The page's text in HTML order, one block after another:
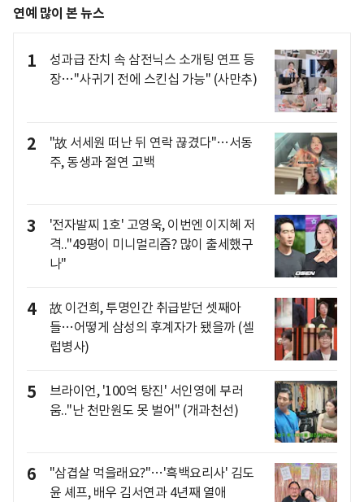
연예 많이 본 뉴스
1
성과급 잔치 속 삼전닉스 소개팅 연프 등
장…"사귀기 전에 스킨십 가능" (사만추)
2
"故 서세원 떠난 뒤 연락 끊겼다"…서동
주, 동생과 절연 고백
3
'전자발찌 1호' 고영욱, 이번엔 이지혜 저
격.."49평이 미니멀리즘? 많이 출세했구
나"
4
故 이건희, 투명인간 취급받던 셋째아
들…어떻게 삼성의 후계자가 됐을까 (셀
럽병사)
5
브라이언, '100억 탕진' 서인영에 부러
움.."난 천만원도 못 벌어" (개과천선)
6
"삼겹살 먹을래요?"…'흑백요리사' 김도
윤 셰프, 배우 김서연과 4년째 열애